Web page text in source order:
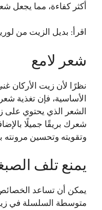
أكثر كفاءة، مما يجعل
اقرأ: بديل الزيت من
شعر لامع
نظرًا لأن زيت الأركان
الأساسية، فإن تغذية
الشعر الذي يحتوي على
شعرك بريقًا جميلًا
وتقويته وتحسين
يمنع تلف
يمكن أن تساعد الخصائص
متوسطة السلسلة في